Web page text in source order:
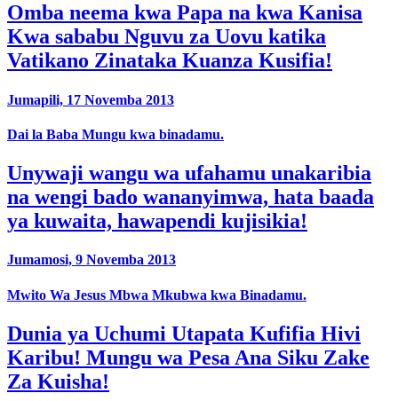
Omba neema kwa Papa na kwa Kanisa
Kwa sababu Nguvu za Uovu katika
Vatikano Zinataka Kuanza Kusifia!
Jumapili, 17 Novemba 2013
Dai la Baba Mungu kwa binadamu.
Unywaji wangu wa ufahamu unakaribia
na wengi bado wananyimwa, hata baada
ya kuwaita, hawapendi kujisikia!
Jumamosi, 9 Novemba 2013
Mwito Wa Jesus ​​Mbwa Mkubwa kwa Binadamu.
Dunia ya Uchumi Utapata Kufifia Hivi
Karibu! Mungu wa Pesa Ana Siku Zake
Za Kuisha!